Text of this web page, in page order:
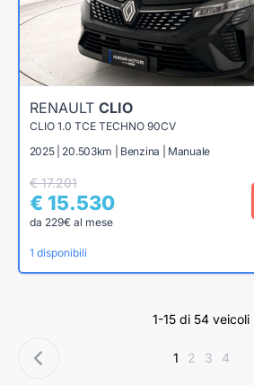
RENAULT CLIO
CLIO 1.0 TCE TECHNO 90CV
2025 | 20.503km | Benzina | Manuale
€ 17.201
€ 15.530
da 229€ al mese
1 disponibili
1-15 di 54 veicoli
1 2 3 4